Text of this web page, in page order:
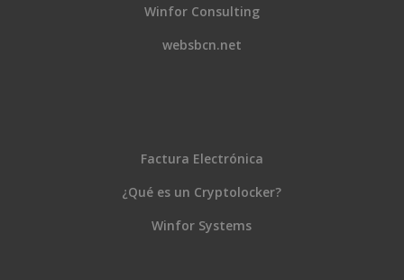
Winfor Consulting
websbcn.net
Factura Electrónica
¿Qué es un Cryptolocker?
Winfor Systems